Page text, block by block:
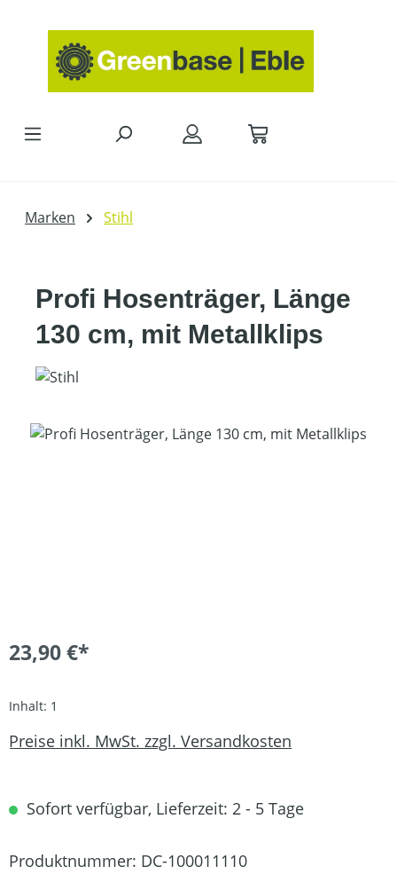
Marken Stihl
Profi Hosenträger, Länge
130 cm, mit Metallklips
Bildergalerie überspringen
23,90 €*
Inhalt: 1
Preise inkl. MwSt. zzgl. Versandkosten
Sofort verfügbar, Lieferzeit: 2 - 5 Tage
Produktnummer: DC-100011110